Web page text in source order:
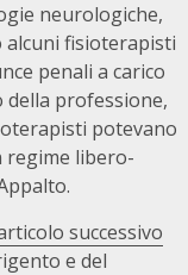
neurologiche,
alcuni fisioterapisti
penali a carico
della professione,
potevano
regime libero-
successivo
e del